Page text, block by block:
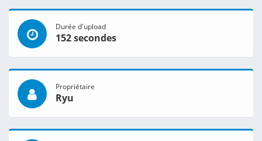
Durée d'upload
152 secondes
Propriétaire
Ryu